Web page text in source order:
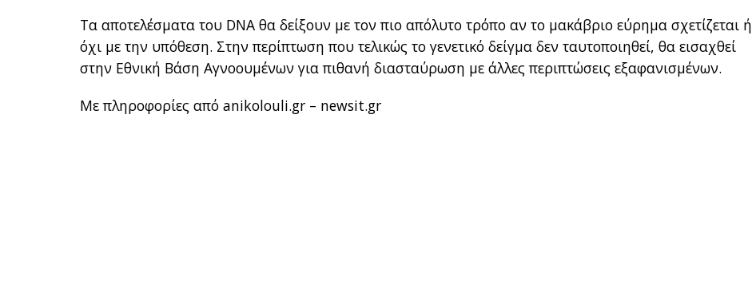
Τα αποτελέσματα του DNA θα δείξουν με τον πιο απόλυτο τρόπο αν το μακάβριο εύρημα σχετίζεται ή
όχι με την υπόθεση. Στην περίπτωση που τελικώς το γενετικό δείγμα δεν ταυτοποιηθεί, θα εισαχθεί
στην Εθνική Βάση Αγνοουμένων για πιθανή διασταύρωση με άλλες περιπτώσεις εξαφανισμένων.
Με πληροφορίες από anikolouli.gr – newsit.gr